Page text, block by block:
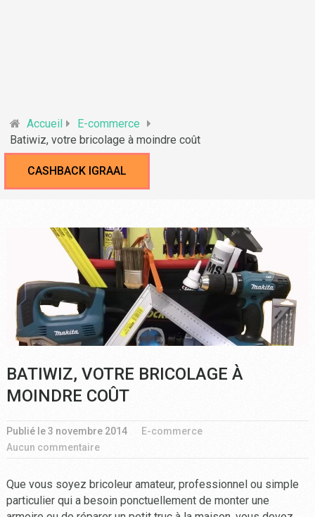
Accueil
E-commerce
Batiwiz, votre bricolage à moindre coût
CASHBACK IGRAAL
BATIWIZ, VOTRE BRICOLAGE À
MOINDRE COÛT
Publié le3 novembre 2014
E-commerce
Aucun commentaire
Que vous soyez bricoleur amateur, professionnel ou simple
particulier qui a besoin ponctuellement de monter une